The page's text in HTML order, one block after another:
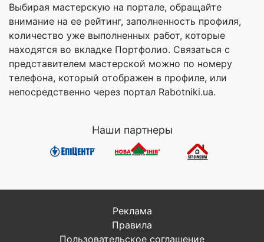
Выбирая мастерскую на портале, обращайте
внимание на ее рейтинг, заполненность профиля,
количество уже выполненных работ, которые
находятся во вкладке Портфолио. Связаться с
представителем мастерской можно по номеру
телефона, который отображен в профиле, или
непосредственно через портал Rabotniki.ua.
Наши партнеры
Реклама
Правила
Пользовательское соглашение